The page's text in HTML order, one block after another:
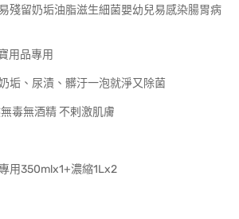
殘留奶垢油脂滋生細菌嬰幼兒易感染腸胃病
用品專用
垢、尿漬、髒汙一泡就淨又除菌
毒無酒精 不剌激肌膚
用350mlx1+濃縮1Lx2